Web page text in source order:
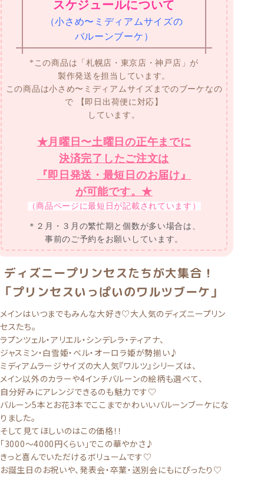
バルーンブーケ）
*この商品は「札幌店・東京店・神戸店」が
この商品は小さめ〜ミディアムサイズまでのブーケなの
で【即日出荷便に対応】
しています。
★月曜日〜土曜日の正午までに
決済完了したご注文は
『即日発送・最短日のお届け』
が可能です。★
（商品ページに最短日が記載されています）
＊２月・３月の繁忙期と個数が多い場合は、
ディズニープリンセスたちが大集合！
「プリンセスいっぱいのワルツブーケ」
メインはいつまでもみんな大好き♡大人気のディズニープリン
ラプンツェル・アリエル・シンデレラ・ティアナ、
ジャスミン・白雪姫・ベル・オーロラ姫が勢揃い♪
ミディアムラージサイズの大人気『ワルツ』シリーズは、
メイン以外のカラーや4インチバルーンの絵柄も選べて、
自分好みにアレンジできるのも魅力です♡
バルーン5本とお花3本でここまでかわいいバルーンブーケにな
りました。
そして見てほしいのはこの価格！！
「3000〜4000円くらい」でこの華やかさ♪
きっと喜んでいただけるボリュームです♡
お誕生日のお祝いや、発表会・卒業・送別会にもにぴったり♡